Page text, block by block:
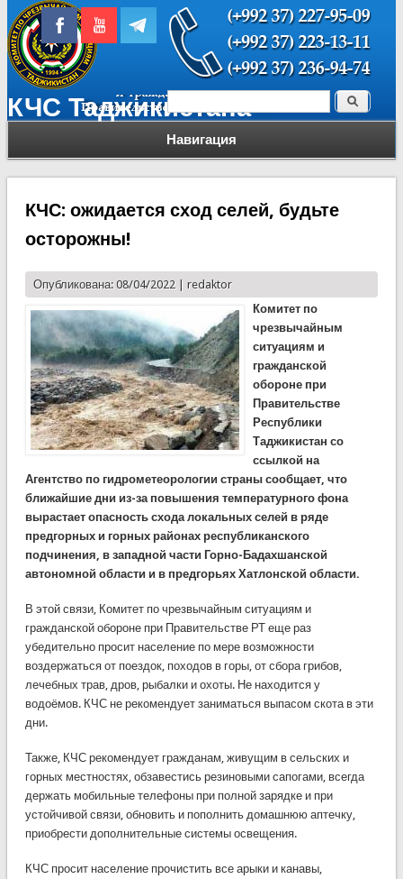
КЧС Таджикистана
Навигация
Форма поиска Поиск
КЧС: ожидается сход селей, будьте
осторожны!
Опубликована: 08/04/2022 | redaktor
Комитет по
чрезвычайным
ситуациям и
гражданской
обороне при
Правительстве
Республики
Таджикистан со
ссылкой на
Агентство по гидрометеорологии страны сообщает, что
ближайшие дни из-за повышения температурного фона
вырастает опасность схода локальных селей в ряде
предгорных и горных районах республиканского
подчинения, в западной части Горно-Бадахшанской
автономной области и в предгорьях Хатлонской области.
В этой связи, Комитет по чрезвычайным ситуациям и
гражданской обороне при Правительстве РТ еще раз
убедительно просит население по мере возможности
воздержаться от поездок, походов в горы, от сбора грибов,
лечебных трав, дров, рыбалки и охоты. Не находится у
водоёмов. КЧС не рекомендует заниматься выпасом скота в эти
дни.
Также, КЧС рекомендует гражданам, живущим в сельских и
горных местностях, обзавестись резиновыми сапогами, всегда
держать мобильные телефоны при полной зарядке и при
устойчивой связи, обновить и пополнить домашнюю аптечку,
приобрести дополнительные системы освещения.
КЧС просит население прочистить все арыки и канавы,